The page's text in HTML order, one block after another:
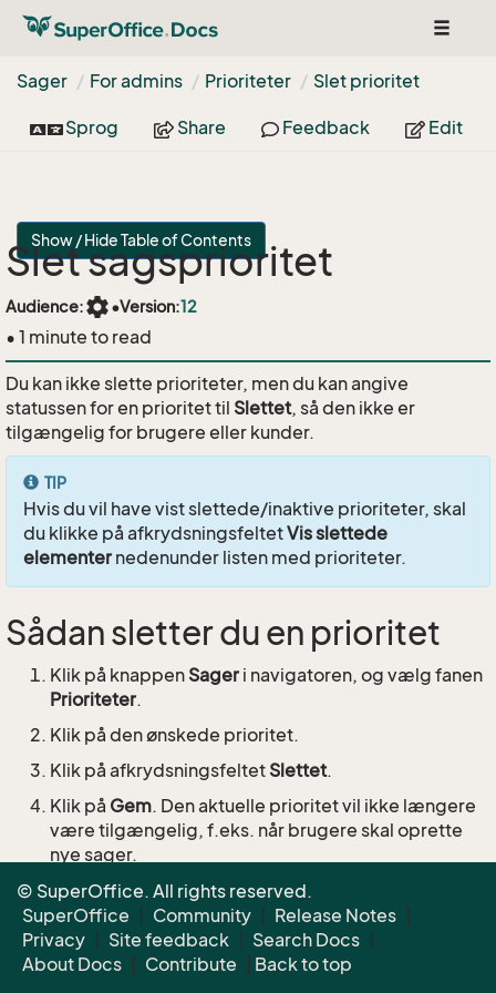
Toggle
Sager
For admins Prioriteter Slet prioritet
Sprog Share Feedback Edit
Show / Hide Table of Contents
Slet sagsprioritet
Audience:settings•Version:12
• 1 minute to read
Du kan ikke slette prioriteter, men du kan angive
statussen for en prioritet til Slettet, så den ikke er
tilgængelig for brugere eller kunder.
TIP
Hvis du vil have vist slettede/inaktive prioriteter, skal
du klikke på afkrydsningsfeltetVis slettede
elementer nedenunder listen med prioriteter.
Sådan sletter du en prioritet
Klik på knappen Sager i navigatoren, og vælg fanen
Prioriteter.
Klik på den ønskede prioritet.
Klik på afkrydsningsfeltet Slettet.
Klik på Gem. Den aktuelle prioritet vil ikke længere
være tilgængelig, f.eks. når brugere skal oprette
nye sager.
© SuperOffice. All rights reserved.
SuperOffice
Community Release Notes
Privacy
Site feedback Search Docs
About Docs
Contribute Back to top